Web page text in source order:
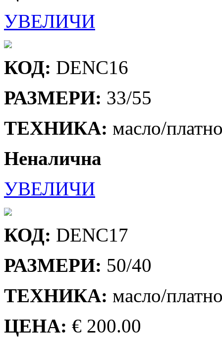
УВЕЛИЧИ
КОД: DENC16
РАЗМЕРИ: 33/55
ТЕХНИКА: масло/
Неналична
УВЕЛИЧИ
КОД: DENC17
РАЗМЕРИ: 50/40
ТЕХНИКА: масло/
ЦЕНА: € 200.00